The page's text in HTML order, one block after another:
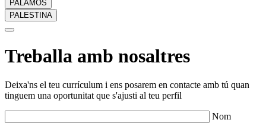
PALAMÓS
PALESTINA
Treballa amb nosaltres
Deixa'ns el teu currículum i ens posarem en contacte amb tú quan
tinguem una oportunitat que s'ajusti al teu perfil
Nom